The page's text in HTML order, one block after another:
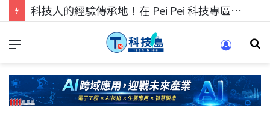
科技人的經驗傳承地！在 Pei Pei 科技專區，與學弟妹交流最硬核的技術